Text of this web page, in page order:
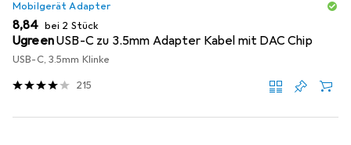
Mobilgerät Adapter
EUR
8,84 bei 2 Stück
UgreenUSB-C zu 3.5mm Adapter Kabel mit DAC Chip
USB-C, 3.5mm Klinke
215